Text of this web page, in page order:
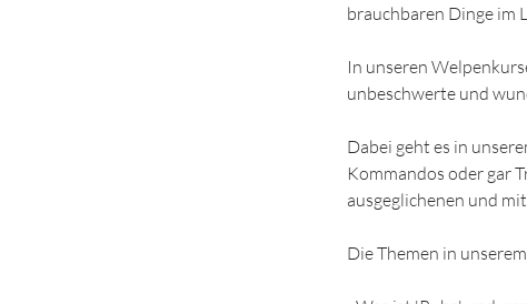
brauchbaren Dinge im
In unseren
unbeschwerte und
Dabei geht es in
Kommandos oder gar
ausgeglichenen und
Die Themen in